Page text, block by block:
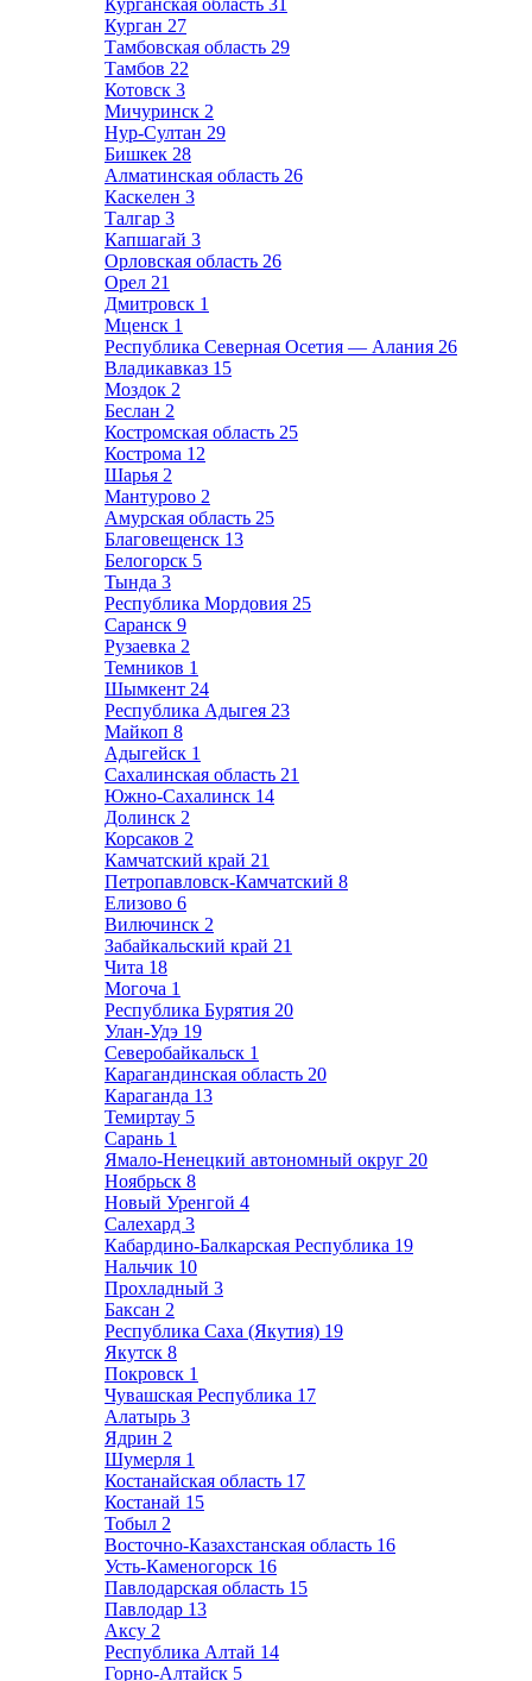
Курганская область 31
Курган 27
Тамбовская область 29
Тамбов 22
Котовск 3
Мичуринск 2
Нур-Султан 29
Бишкек 28
Алматинская область 26
Каскелен 3
Талгар 3
Капшагай 3
Орловская область 26
Орел 21
Дмитровск 1
Мценск 1
Республика Северная Осетия — Алания 26
Владикавказ 15
Моздок 2
Беслан 2
Костромская область 25
Кострома 12
Шарья 2
Мантурово 2
Амурская область 25
Благовещенск 13
Белогорск 5
Тында 3
Республика Мордовия 25
Саранск 9
Рузаевка 2
Темников 1
Шымкент 24
Республика Адыгея 23
Майкоп 8
Адыгейск 1
Сахалинская область 21
Южно-Сахалинск 14
Долинск 2
Корсаков 2
Камчатский край 21
Петропавловск-Камчатский 8
Елизово 6
Вилючинск 2
Забайкальский край 21
Чита 18
Могоча 1
Республика Бурятия 20
Улан-Удэ 19
Северобайкальск 1
Карагандинская область 20
Караганда 13
Темиртау 5
Сарань 1
Ямало-Ненецкий автономный округ 20
Ноябрьск 8
Новый Уренгой 4
Салехард 3
Кабардино-Балкарская Республика 19
Нальчик 10
Прохладный 3
Баксан 2
Республика Саха (Якутия) 19
Якутск 8
Покровск 1
Чувашская Республика 17
Алатырь 3
Ядрин 2
Шумерля 1
Костанайская область 17
Костанай 15
Тобыл 2
Восточно-Казахстанская область 16
Усть-Каменогорск 16
Павлодарская область 15
Павлодар 13
Аксу 2
Республика Алтай 14
Горно-Алтайск 5